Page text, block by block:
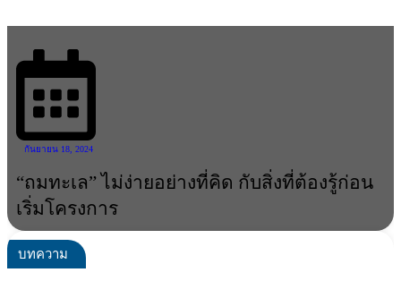
กันยายน 18, 2024
“ถมทะเล” ไม่ง่ายอย่างที่คิด กับสิ่งที่ต้องรู้ก่อน
เริ่มโครงการ
บทความ